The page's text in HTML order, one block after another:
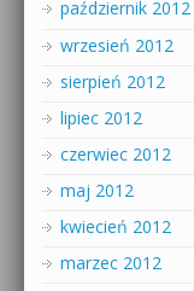
październik 2012
wrzesień 2012
sierpień 2012
lipiec 2012
czerwiec 2012
maj 2012
kwiecień 2012
marzec 2012